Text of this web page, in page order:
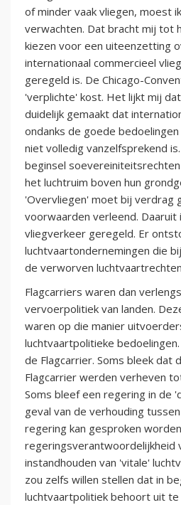
of minder vaak vliegen, moest
verwachten. Dat bracht mij tot
kiezen voor een uiteenzetting
internationaal commercieel
geregeld is. De Chicago-
'verplichte' kost. Het lijkt mij
duidelijk gemaakt dat
ondanks de goede
niet volledig vanzelfsprekend
beginsel
het luchtruim boven hun
'Overvliegen' moet bij verdrag
voorwaarden verleend. Daaruit
vliegverkeer geregeld. Er
luchtvaartondernemingen die
de verworven
Flagcarriers waren dan
vervoerpolitiek van landen.
waren op die manier
luchtvaartpolitieke
de Flagcarrier. Soms bleek dat
Flagcarrier werden verheven
Soms bleef een regering in de
geval van de verhouding
regering kan gesproken
regeringsverantwoordelijkheid
instandhouden van 'vitale'
zou zelfs willen stellen dat in
luchtvaartpolitiek behoort uit te